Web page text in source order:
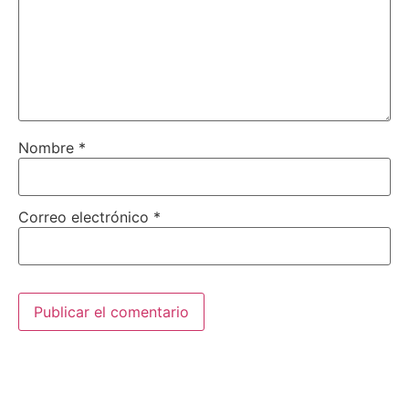
Nombre *
Correo electrónico *